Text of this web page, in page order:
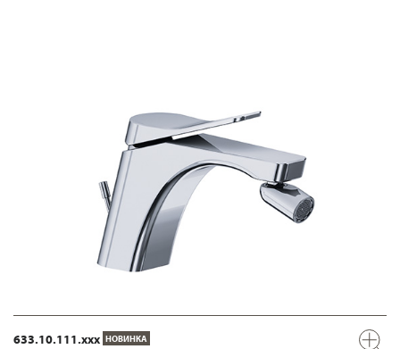
633.10.111.xxx НОВИНКА